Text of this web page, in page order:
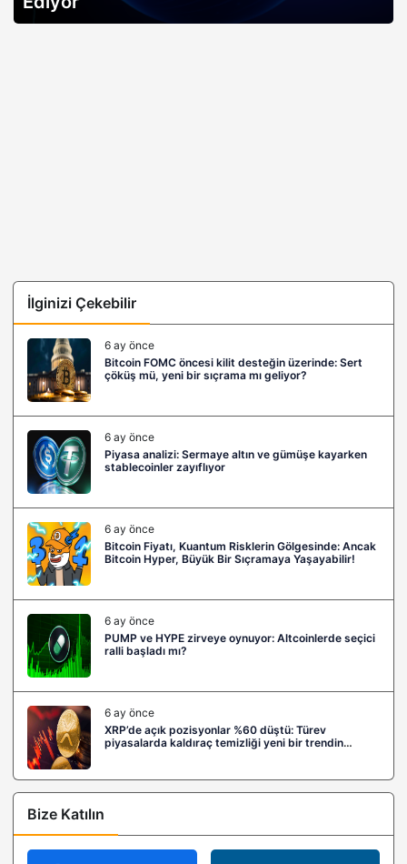
İlginizi Çekebilir
6 ay önce
Bitcoin FOMC öncesi kilit desteğin üzerinde: Sert
çöküş mü, yeni bir sıçrama mı geliyor?
6 ay önce
Piyasa analizi: Sermaye altın ve gümüşe kayarken
stablecoinler zayıflıyor
6 ay önce
Bitcoin Fiyatı, Kuantum Risklerin Gölgesinde: Ancak
Bitcoin Hyper, Büyük Bir Sıçramaya Yaşayabilir!
6 ay önce
PUMP ve HYPE zirveye oynuyor: Altcoinlerde seçici
ralli başladı mı?
6 ay önce
XRP’de açık pozisyonlar %60 düştü: Türev
piyasalarda kaldıraç temizliği yeni bir trendin
Bize Katılın